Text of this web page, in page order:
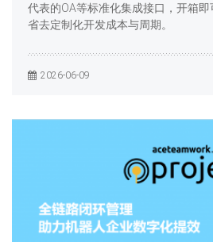
代表的OA等标准化集成接口，开箱即
省去定制化开发成本与周期。
2026-06-09